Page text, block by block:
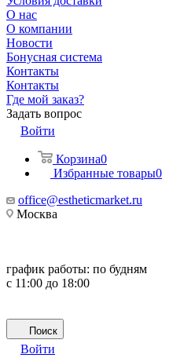
О нас
О компании
Новости
Бонусная система
Контакты
Контакты
Где мой заказ?
Задать вопрос
Войти
Корзина0
Избранные товары0
office@estheticmarket.ru
Москва
график работы: по будням
с 11:00 до 18:00
Поиск
Войти